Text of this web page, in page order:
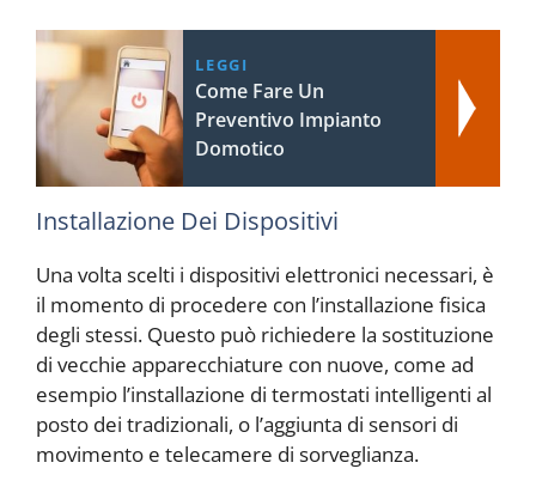
LEGGI
Come Fare Un
Preventivo Impianto
Domotico
Installazione Dei Dispositivi
Una volta scelti i dispositivi elettronici necessari, è
il momento di procedere con l’installazione fisica
degli stessi. Questo può richiedere la sostituzione
di vecchie apparecchiature con nuove, come ad
esempio l’installazione di termostati intelligenti al
posto dei tradizionali, o l’aggiunta di sensori di
movimento e telecamere di sorveglianza.